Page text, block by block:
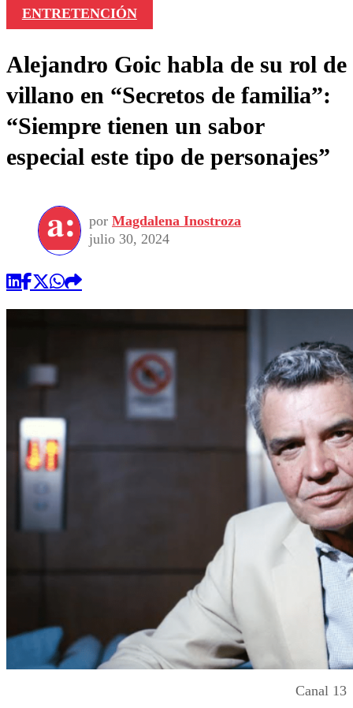
ENTRETENCIÓN
Alejandro Goic habla de su rol de
villano en “Secretos de familia”:
“Siempre tienen un sabor
especial este tipo de personajes”
por Magdalena Inostroza
julio 30, 2024
Canal 13